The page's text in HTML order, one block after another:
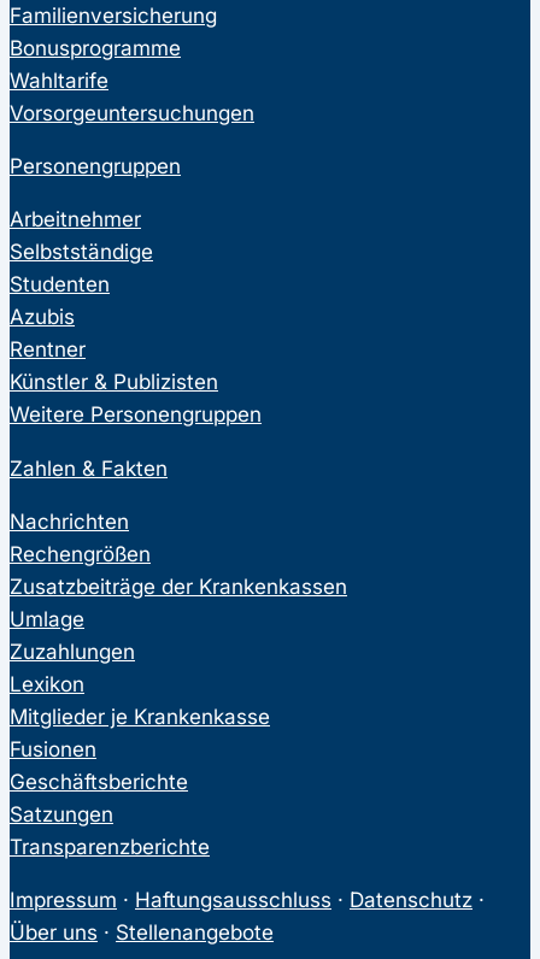
Familienversicherung
Bonusprogramme
Wahltarife
Vorsorgeuntersuchungen
Personengruppen
Arbeitnehmer
Selbstständige
Studenten
Azubis
Rentner
Künstler & Publizisten
Weitere Personengruppen
Zahlen & Fakten
Nachrichten
Rechengrößen
Zusatzbeiträge der Krankenkassen
Umlage
Zuzahlungen
Lexikon
Mitglieder je Krankenkasse
Fusionen
Geschäftsberichte
Satzungen
Transparenzberichte
Impressum · Haftungsausschluss · Datenschutz ·
Über uns · Stellenangebote